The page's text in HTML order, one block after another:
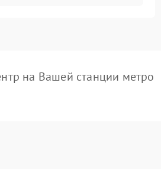
на Вашей станции метро